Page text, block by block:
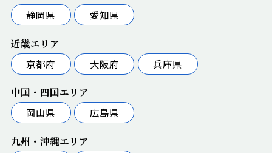
静岡県
愛知県
近畿エリア
京都府
大阪府 兵庫県
中国・四国エリア
岡山県
広島県
九州・沖縄エリア